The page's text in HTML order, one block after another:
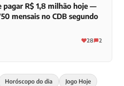
pagar R$ 1,8 milhão hoje —
mensais no CDB segundo
28 2
Horóscopo do dia Jogo Hoje